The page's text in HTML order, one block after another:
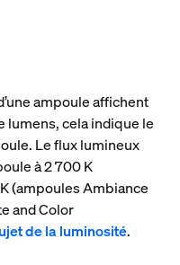
ampoule affichent
lumens, cela indique le
Le flux lumineux
à 2 700 K
(ampoules Ambiance
and Color
de la luminosité.